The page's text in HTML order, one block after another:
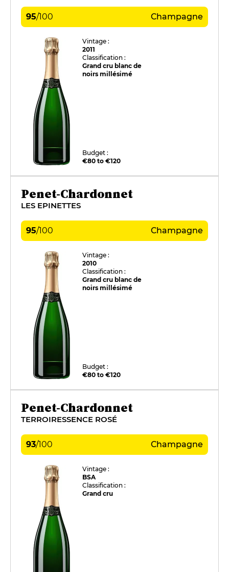
95/100 Champagne
Vintage :
2011
Classification :
Grand cru blanc de
noirs millésimé
Budget :
€80 to €120
Penet-Chardonnet
LES EPINETTES
95/100 Champagne
Vintage :
2010
Classification :
Grand cru blanc de
noirs millésimé
Budget :
€80 to €120
Penet-Chardonnet
TERROIRESSENCE ROSÉ
93/100 Champagne
Vintage :
BSA
Classification :
Grand cru